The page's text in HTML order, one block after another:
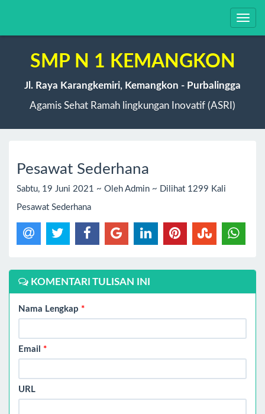
SMP N 1 KEMANGKON
Jl. Raya Karangkemiri, Kemangkon - Purbalingga
Agamis Sehat Ramah lingkungan Inovatif (ASRI)
Pesawat Sederhana
Sabtu, 19 Juni 2021 ~ Oleh Admin ~ Dilihat 1299 Kali
Pesawat Sederhana
KOMENTARI TULISAN INI
Nama Lengkap *
Email *
URL